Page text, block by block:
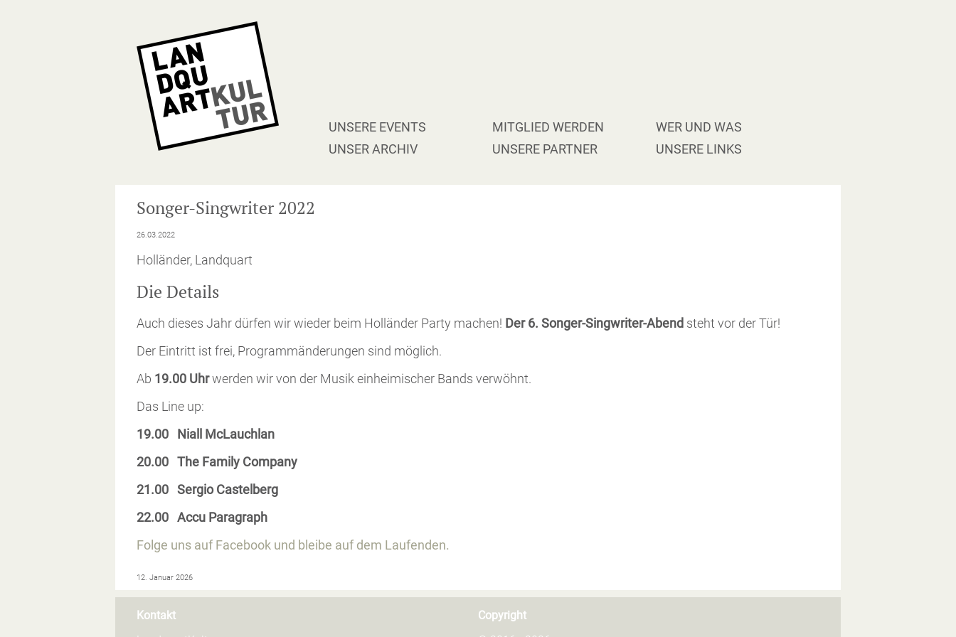
ÜBERSPRINGEN
UNSERE EVENTS MITGLIED WERDEN
WER UND WAS
UNSER ARCHIV
UNSERE PARTNER UNSERE LINKS
Songer-Singwriter 2022
26.03.2022
Holländer, Landquart
Die Details
Auch dieses Jahr dürfen wir wieder beim Holländer Party machen! Der 6. Songer-Singwriter-Abend steht vor der Tür!
Der Eintritt ist frei, Programmänderungen sind möglich.
Ab 19.00 Uhrwerden wir von der Musik einheimischer Bands verwöhnt.
Das Line up:
19.00 Niall McLauchlan
20.00 The Family Company
21.00 Sergio Castelberg
22.00 Accu Paragraph
Folge uns auf Facebook und bleibe auf dem Laufenden.
12. Januar 2026
Kontakt
Copyright